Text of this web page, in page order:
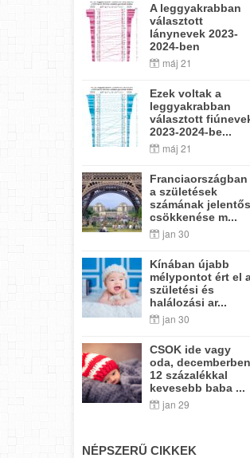
A leggyakrabban
választott
lánynevek 2023-
2024-ben
máj 21
Ezek voltak a
leggyakrabban
választott
2023-2024-be...
máj 21
Franciaországban
a születések
számának jelentős
csökkenése m...
jan 30
Kínában újabb
mélypontot ért el
születési és
halálozási ar...
jan 30
CSOK ide vagy
oda, decemberben
12 százalékkal
kevesebb baba ...
jan 29
NÉPSZERŰ CIKKEK